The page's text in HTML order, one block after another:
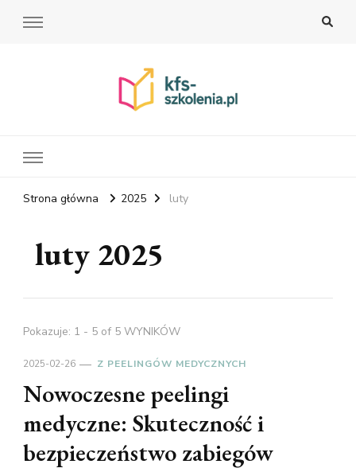
Strona główna 2025 luty
luty 2025
Pokazuje: 1 - 5 of 5 WYNIKÓW
2025-02-26 Z PEELINGÓW MEDYCZNYCH
Nowoczesne peelingi
medyczne: Skuteczność i
bezpieczeństwo zabiegów